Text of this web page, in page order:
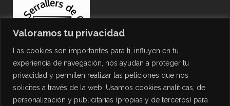
Valoramos tu privacidad
Las cookies son importantes para ti, influyen en tu
experiencia de navegación, nos ayudan a proteger tu
privacidad y permiten realizar las peticiones que nos
solicites a través de la web. Usamos cookies analíticas, de
personalización y publicitarias (propias y de terceros) para
PROTECCIÓN DE DATOS